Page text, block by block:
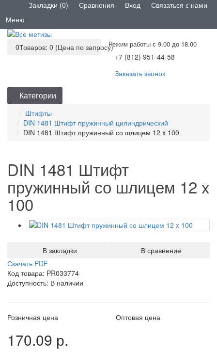
Закладки (0) Сравнения Вход
Связаться с нами
Меню
Режим работы с 9.00 до 18.00
+7 (812) 951-44-58
Заказать звонок
0Товаров: 0 (Цена по запросу)
Категории
Штифты
DIN 1481 Штифт пружинный цилиндрический
DIN 1481 Штифт пружинный со шлицем 12 x 100
DIN 1481 Штифт
пружинный со шлицем 12 x
100
В закладки
В сравнение
Скачать PDF
Код товара: PR033774
Доступность: В наличии
Розничная цена
170.09 р.
Оптовая цена